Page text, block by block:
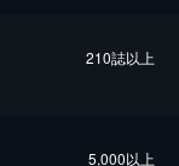
210誌以上
5,000以上